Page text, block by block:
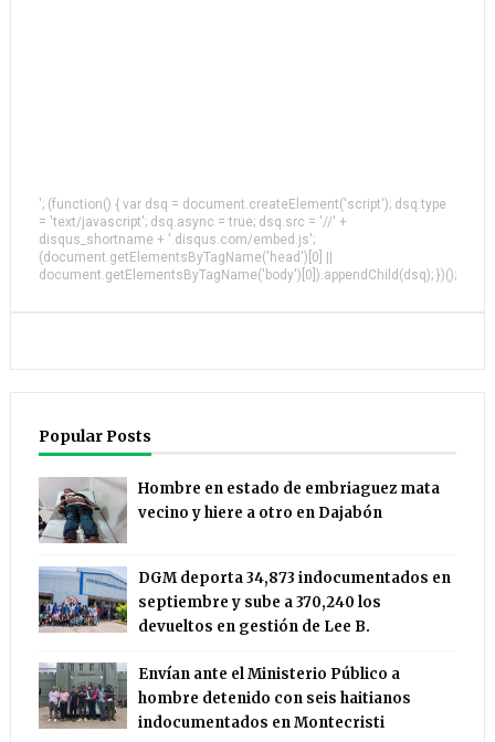
'; (function() { var dsq = document.createElement('script'); dsq.type
= 'text/javascript'; dsq.async = true; dsq.src = '//' +
disqus_shortname + '.disqus.com/embed.js';
(document.getElementsByTagName('head')[0] ||
document.getElementsByTagName('body')[0]).appendChild(dsq); })();
Popular Posts
Hombre en estado de embriaguez mata
vecino y hiere a otro en Dajabón
DGM deporta 34,873 indocumentados en
septiembre y sube a 370,240 los
devueltos en gestión de Lee B.
Envían ante el Ministerio Público a
hombre detenido con seis haitianos
indocumentados en Montecristi